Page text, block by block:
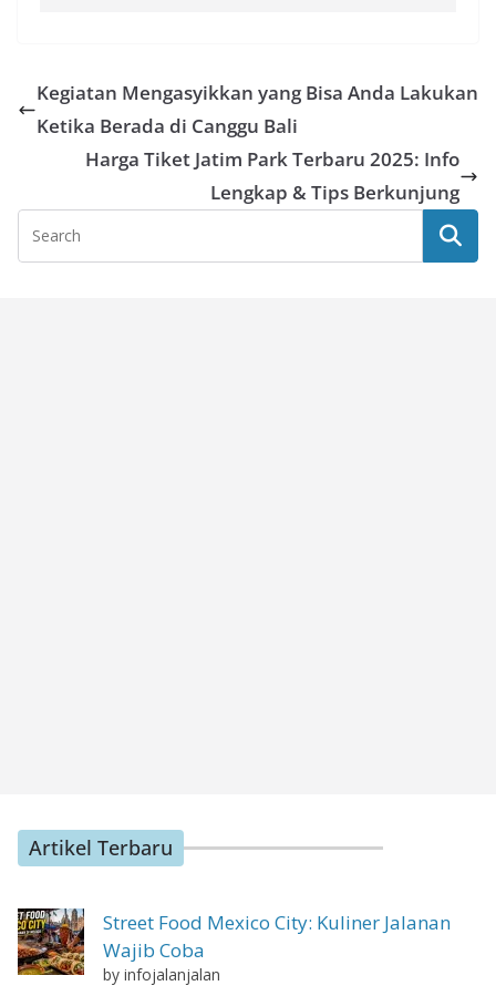
Kegiatan Mengasyikkan yang Bisa Anda Lakukan
Ketika Berada di Canggu Bali
Harga Tiket Jatim Park Terbaru 2025: Info
Lengkap & Tips Berkunjung
Artikel Terbaru
Street Food Mexico City: Kuliner Jalanan
Wajib Coba
by infojalanjalan